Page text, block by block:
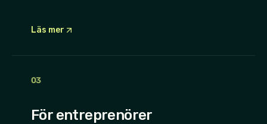
Läs mer
03
För entreprenörer